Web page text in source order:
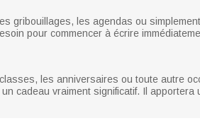
gribouillages, les agendas ou
pour commencer à écrire
les anniversaires ou toute autre
cadeau vraiment significatif. Il apportera